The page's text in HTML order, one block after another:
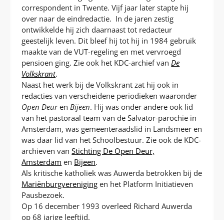
correspondent in Twente. Vijf jaar later stapte hij
over naar de eindredactie. In de jaren zestig
ontwikkelde hij zich daarnaast tot redacteur
geestelijk leven. Dit bleef hij tot hij in 1984 gebruik
maakte van de VUT-regeling en met vervroegd
pensioen ging. Zie ook het KDC-archief van De
Volkskrant.
Naast het werk bij de Volkskrant zat hij ook in
redacties van verscheidene periodieken waaronder
Open Deuren Bijeen. Hij was onder andere ook lid
van het pastoraal team van de Salvator-parochie in
Amsterdam, was gemeenteraadslid in Landsmeer en
was daar lid van het Schoolbestuur. Zie ook de KDC-
archieven vanStichting De Open Deur,
Amsterdam en Bijeen.
Als kritische katholiek was Auwerda betrokken bij de
Mariënburgvereniging en het Platform Initiatieven
Pausbezoek.
Op 16 december 1993 overleed Richard Auwerda
op 68 jarige leeftijd.